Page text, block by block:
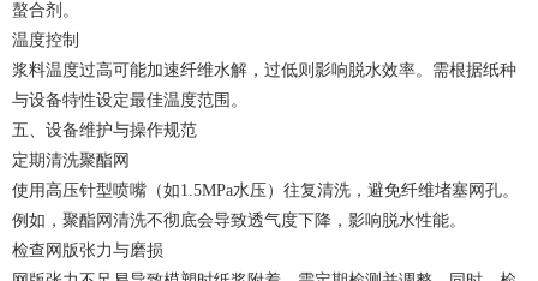
螯合剂。
温度控制
浆料温度过高可能加速纤维水解，过低则影响脱水效率。需根据纸种
与设备特性设定最佳温度范围。
五、设备维护与操作规范
定期清洗聚酯网
使用高压针型喷嘴（如1.5MPa水压）往复清洗，避免纤维堵塞网孔。
例如，聚酯网清洗不彻底会导致透气度下降，影响脱水性能。
检查网版张力与磨损